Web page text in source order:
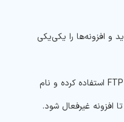
و افزونه‌ها را یکی‌یکی
اگر به پنل دسترسی ندارید، از FTP استفاده کرده و نام
افزونه غیرفعال شود.